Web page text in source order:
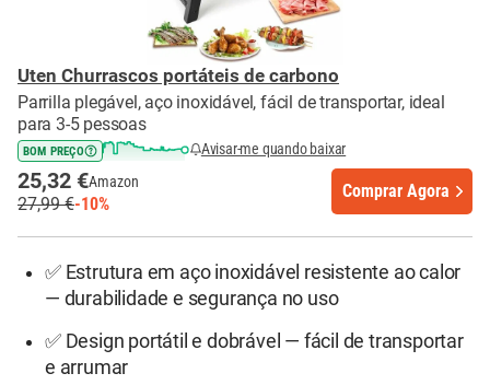
Uten Churrascos portáteis de carbono
Parrilla plegável, aço inoxidável, fácil de transportar, ideal
para 3-5 pessoas
BOM PREÇO Avisar-me quando baixar
25,32 €Amazon
27,99 €-10%
Comprar Agora
✅ Estrutura em aço inoxidável resistente ao calor
— durabilidade e segurança no uso
✅ Design portátil e dobrável — fácil de transportar
e arrumar